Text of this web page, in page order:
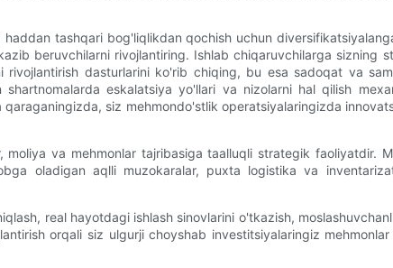
tashqari bog'liqlikdan qochish uchun
beruvchilarni rivojlantiring. Ishlab chiqaruvchilarga sizning
dasturlarini ko'rib chiqing, bu esa sadoqat va
eskalatsiya yo'llari va nizolarni hal qilish
siz mehmondo'stlik operatsiyalaringizda
va mehmonlar tajribasiga taalluqli strategik faoliyatdir.
oladigan aqlli muzokaralar, puxta logistika va
real hayotdagi ishlash sinovlarini o'tkazish,
orqali siz ulgurji choyshab investitsiyalaringiz